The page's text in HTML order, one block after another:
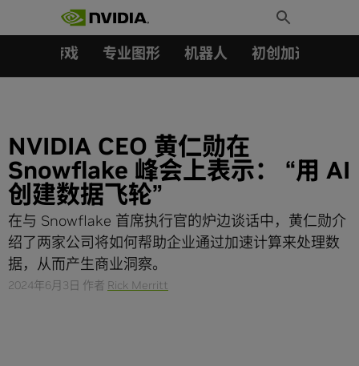
Toggle
Search
游戏 专业图形 机器人 初创加速会员成
NVIDIA CEO 黄仁勋在
Snowflake 峰会上表示： “用 AI
创建数据飞轮”
在与 Snowflake 首席执行官的炉边谈话中，黄仁勋介
绍了两家公司将如何帮助企业通过加速计算来处理数
据，从而产生商业洞察。
2024年6月3日 作者 Rick Merritt